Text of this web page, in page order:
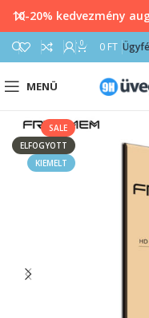
0 0 FT
MENÜ
SALE
ELFOGYOTT
KIEMELT
10-20% kedvezmény